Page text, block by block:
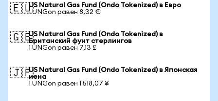
🇪🇺US Natural Gas Fund (Ondo Tokenized) в Евро
1 UNGon равен 8,32 €
🇬🇧US Natural Gas Fund (Ondo Tokenized) в
Британский фунт стерлингов
1 UNGon равен 7,13 £
🇯🇵US Natural Gas Fund (Ondo Tokenized) в Японская
иена
1 UNGon равен 1 518,07 ¥